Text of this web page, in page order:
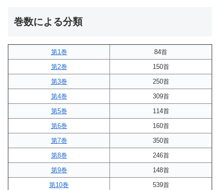
巻数による分類
第1巻
84首
第2巻
150首
第3巻
250首
第4巻
309首
第5巻
114首
第6巻
160首
第7巻
350首
第8巻
246首
第9巻
148首
第10巻
539首